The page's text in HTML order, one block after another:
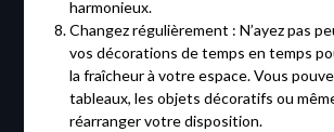
harmonieux.
Changez régulièrement : N’ayez pas
vos décorations de temps en temps
la fraîcheur à votre espace. Vous
tableaux, les objets décoratifs ou
réarranger votre disposition.